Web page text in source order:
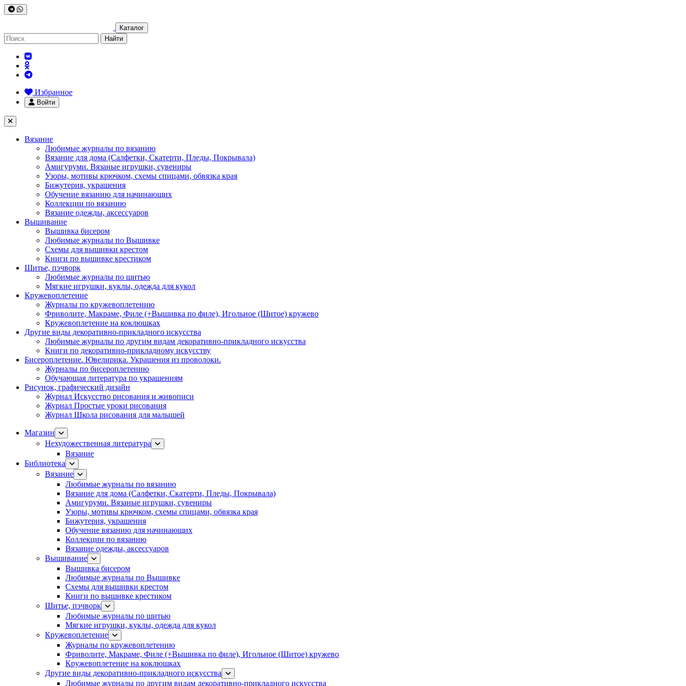
Каталог
Найти
Избранное
Войти
Вязание
Любимые журналы по вязанию
Вязание для дома (Салфетки, Скатерти, Пледы, Покрывала)
Амигуруми. Вязаные игрушки, сувениры
Узоры, мотивы крючком, схемы спицами, обвязка края
Бижутерия, украшения
Обучение вязанию для начинающих
Коллекции по вязанию
Вязание одежды, аксессуаров
Вышивание
Вышивка бисером
Любимые журналы по Вышивке
Схемы для вышивки крестом
Книги по вышивке крестиком
Шитье, пэчворк
Любимые журналы по шитью
Мягкие игрушки, куклы, одежда для кукол
Кружевоплетение
Журналы по кружевоплетению
Фриволите, Макраме, Филе (+Вышивка по филе), Игольное (Шитое) кружево
Кружевоплетение на коклюшках
Другие виды декоративно-прикладного искусства
Любимые журналы по другим видам декоративно-прикладного искусства
Книги по декоративно-прикладному искусству
Бисероплетение. Ювелирика. Украшения из проволоки.
Журналы по бисероплетению
Обучающая литература по украшениям
Рисунок, графический дизайн
Журнал Искусство рисования и живописи
Журнал Простые уроки рисования
Журнал Школа рисования для малышей
Магазин
Нехудожественная литература
Вязание
Библиотека
Вязание
Любимые журналы по вязанию
Вязание для дома (Салфетки, Скатерти, Пледы, Покрывала)
Амигуруми. Вязаные игрушки, сувениры
Узоры, мотивы крючком, схемы спицами, обвязка края
Бижутерия, украшения
Обучение вязанию для начинающих
Коллекции по вязанию
Вязание одежды, аксессуаров
Вышивание
Вышивка бисером
Любимые журналы по Вышивке
Схемы для вышивки крестом
Книги по вышивке крестиком
Шитье, пэчворк
Любимые журналы по шитью
Мягкие игрушки, куклы, одежда для кукол
Кружевоплетение
Журналы по кружевоплетению
Фриволите, Макраме, Филе (+Вышивка по филе), Игольное (Шитое) кружево
Кружевоплетение на коклюшках
Другие виды декоративно-прикладного искусства
Любимые журналы по другим видам декоративно-прикладного искусства